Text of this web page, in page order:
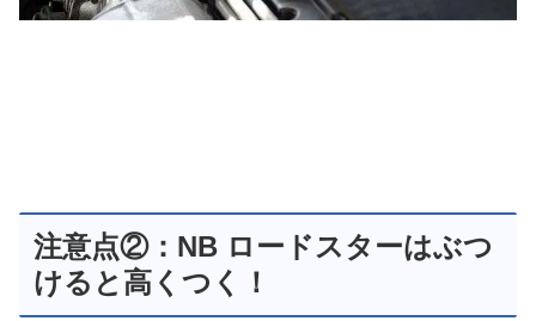
注意点②：NB ロードスターはぶつ
けると高くつく！